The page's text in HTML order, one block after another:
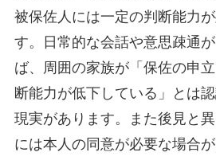
被保佐人には一定の判断能力
す。日常的な会話や意思疎通
ば、周囲の家族が「保佐の申
断能力が低下している」とは
現実があります。また後見と
には本人の同意が必要な場合